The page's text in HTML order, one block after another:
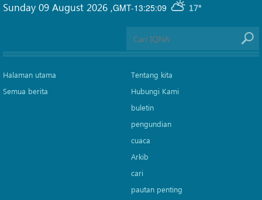
GMT-13:25:09 17°
Sunday 09 August 2026 ,
Halaman utama
Semua berita
Tentang kita
Hubungi Kami
buletin
pengundian
cuaca
Arkib
cari
pautan penting